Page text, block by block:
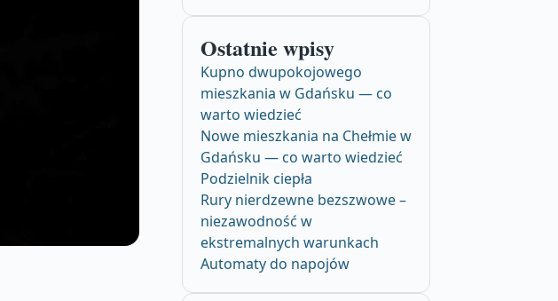
Ostatnie wpisy
Kupno dwupokojowego
mieszkania w Gdańsku — co
warto wiedzieć
Nowe mieszkania na Chełmie w
Gdańsku — co warto wiedzieć
Podzielnik ciepła
Rury nierdzewne bezszwowe –
niezawodność w
ekstremalnych warunkach
Automaty do napojów